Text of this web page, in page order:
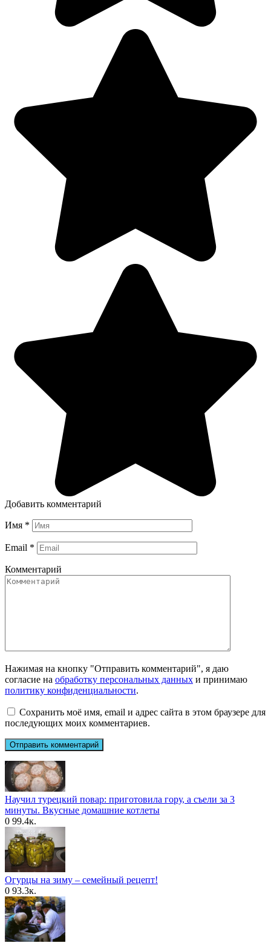
Добавить комментарий
Имя *
Email *
Комментарий
Нажимая на кнопку "Отправить комментарий", я даю
согласие на обработку персональных данных и принимаю
политику конфиденциальности.
Сохранить моё имя, email и адрес сайта в этом браузере для
последующих моих комментариев.
Научил турецкий повар: приготовила гору, а съели за 3
минуты. Вкусные домашние котлеты
0 99.4к.
Огурцы на зиму – семейный рецепт!
0 93.3к.